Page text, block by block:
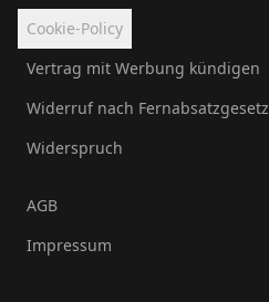
Cookie-Policy
Vertrag mit Werbung kündigen
Widerruf nach Fernabsatzgesetz
Widerspruch
AGB
Impressum